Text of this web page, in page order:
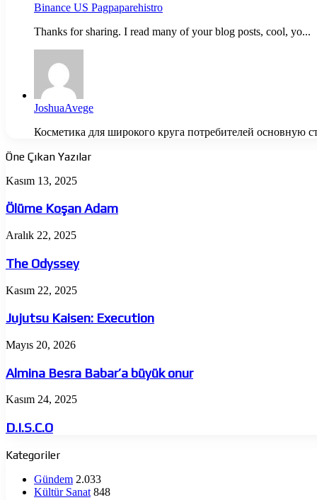
Binance US Pagpaparehistro
Thanks for sharing. I read many of your blog posts, cool, yo...
JoshuaAvege
Косметика для широкого круга потребителей основную
Öne Çıkan Yazılar
Ölüme
Adam
Kasım 13, 2025
Ölüme Koşan Adam
The
Aralık 22, 2025
The Odyssey
Jujutsu
Execution
Kasım 22, 2025
Jujutsu Kaisen: Execution
Almina
Babar’a
büyük
onur
Mayıs 20, 2026
Almina Besra Babar’a büyük onur
D.I.S.C.O
Kasım 24, 2025
D.I.S.C.O
Kategoriler
Gündem 2.033
Kültür Sanat 848